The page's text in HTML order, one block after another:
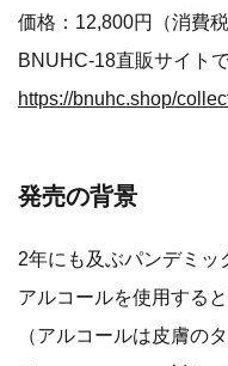
価格：12,800円（消費税
BNUHC-18直販サイト
https://bnuhc.shop/
発売の背景
2年にも及ぶパンデミッ
アルコールを使用する
（アルコールは皮膚の